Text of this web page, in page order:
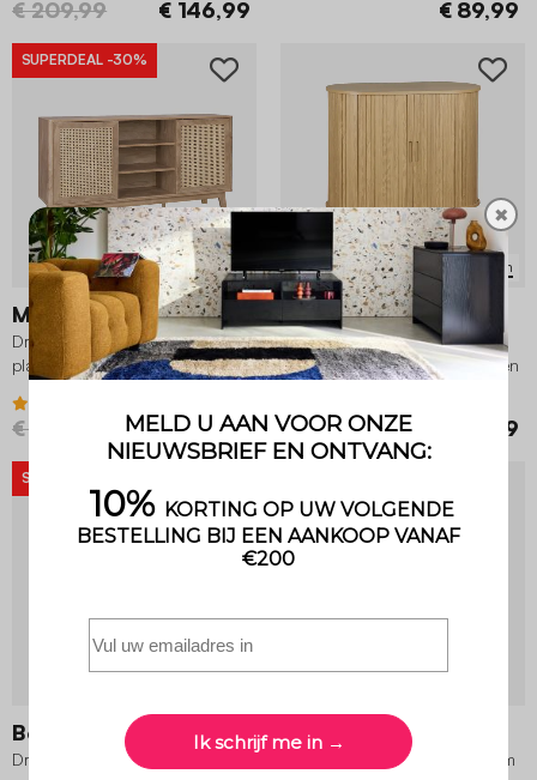
€ 209,99 € 146,99 € 89,99
SUPERDEAL -30%
Mani
Dressoir met 2 schuifdeuren en
planken met hout- en rietmotief,
€ 259,99 € 181,99
2 Varianten
Legacy
Scandinavisch gegroefd
houteffect dressoir 2 schuifdeuren
€ 149,99
SUPERDEAL
Bohème
Dressoir, 150x39x79cm
Bohème
Dressoir, B 90 x D 35 x H 120cm
✖